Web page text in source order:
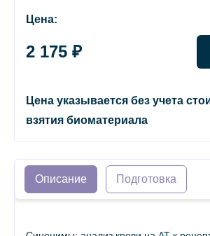
Цена:
2 175 ₽
Цена указывается без учета
взятия биоматериала
Описание Подготовка